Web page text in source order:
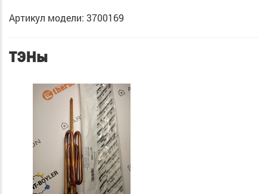
Артикул модели: 3700169
ТЭНы